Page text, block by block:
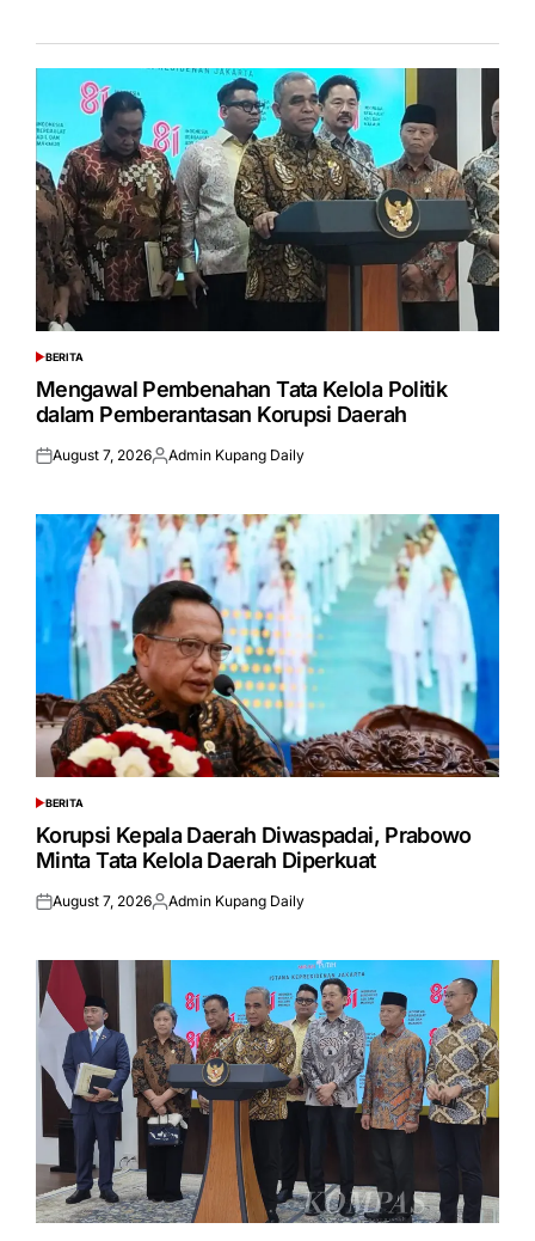
POSTED
IN
BERITA
Mengawal Pembenahan Tata Kelola Politik
dalam Pemberantasan Korupsi Daerah
Posted
August 7, 2026Posted
Admin Kupang Daily
POSTED
IN
BERITA
Korupsi Kepala Daerah Diwaspadai, Prabowo
Minta Tata Kelola Daerah Diperkuat
Posted
August 7, 2026Posted
Admin Kupang Daily